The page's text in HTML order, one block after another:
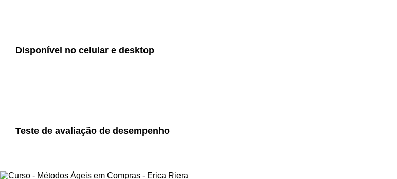
Disponível no celular e desktop
Teste de avaliação de desempenho